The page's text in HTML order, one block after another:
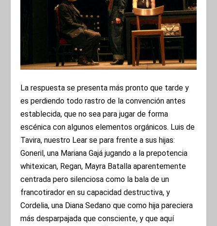
La respuesta se presenta más pronto que tarde y
es perdiendo todo rastro de la convención antes
establecida, que no sea para jugar de forma
escénica con algunos elementos orgánicos. Luis de
Tavira, nuestro Lear se para frente a sus hijas:
Goneril, una Mariana Gajá jugando a la prepotencia
whitexican, Regan, Mayra Batalla aparentemente
centrada pero silenciosa como la bala de un
francotirador en su capacidad destructiva, y
Cordelia, una Diana Sedano que como hija pareciera
más desparpajada que consciente, y que aquí